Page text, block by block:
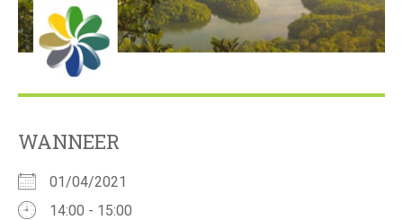
WANNEER
01/04/2021
14:00 - 15:00